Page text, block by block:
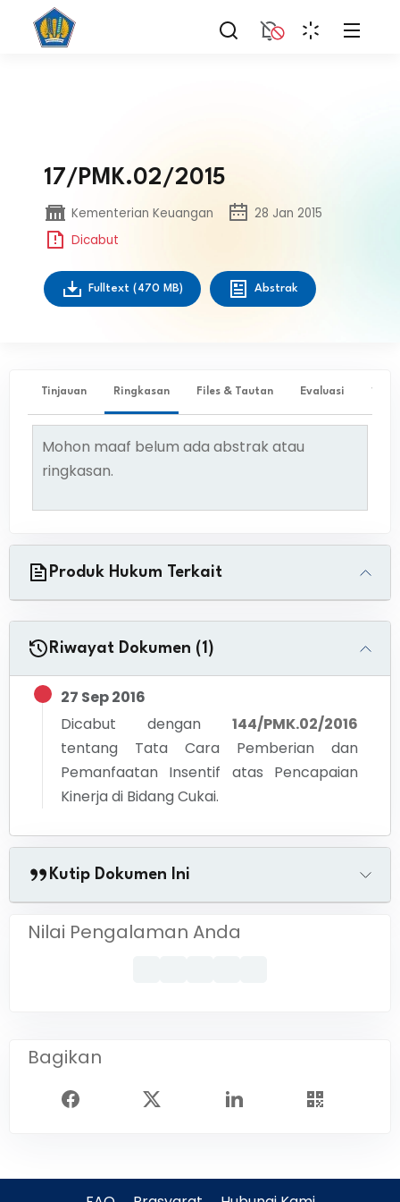
17/PMK.02/2015
Kementerian Keuangan
28 Jan 2015
Dicabut
Fulltext (470 MB) Abstrak
Tinjauan Ringkasan Files & Tautan Evaluasi ✨
Mohon maaf belum ada abstrak atau
ringkasan.
Produk Hukum Terkait
Riwayat Dokumen (1)
27 Sep 2016
Dicabut dengan
144/PMK.02/2016
tentang Tata Cara Pemberian dan
Pemanfaatan Insentif atas Pencapaian
Kinerja di Bidang Cukai.
Kutip Dokumen Ini
Nilai Pengalaman Anda
Bagikan